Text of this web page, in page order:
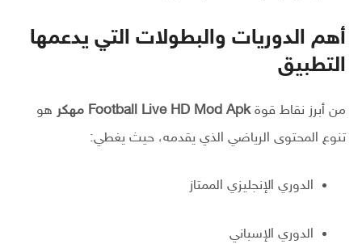
أهم الدوريات والبطولات التي يدعمها
التطبيق
من أبرز نقاط قوةFootball Live HD Mod Apk مهكر
هو
تنوع المحتوى الرياضي الذي يقدمه، حيث يغطي:
الدوري الإنجليزي الممتاز
الدوري الإسباني